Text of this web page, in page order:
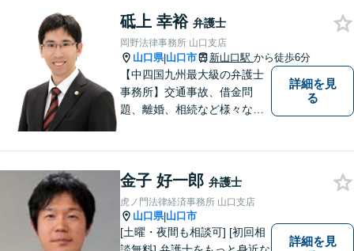
い！
砥上 幸裕 弁護士
岡野法律事務所 山口支店
山口県|山口市 新山口駅 から徒歩6分
【中四国九州最大級の弁護士
事務所】交通事故、借金問
題、離婚、相続など様々な問
い！
詳細を見
る
金子 好一郎 弁護士
虎ノ門法律経済事務所 山口支店
山口県|山口市
[土曜・夜間も相談可] [初回相
詳細を見